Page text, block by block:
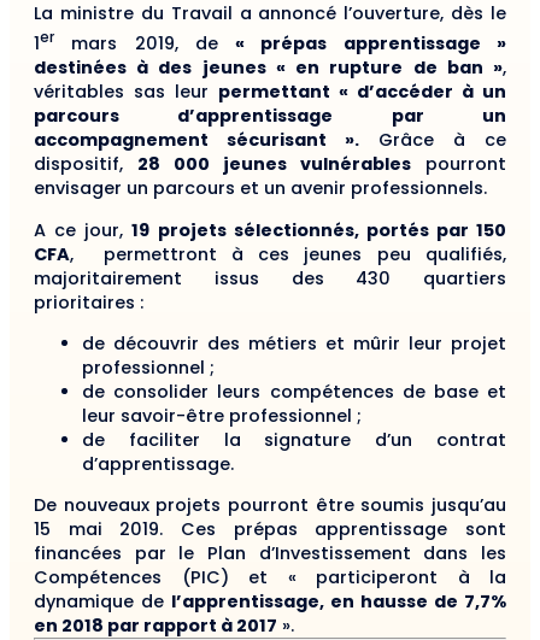
La ministre du Travail a annoncé l’ouverture, dès le
1er mars 2019, de« prépas apprentissage »
destinées à des jeunes « en rupture de ban »,
véritables sas leur permettant « d’accéder à un
parcours d’apprentissage par un
accompagnement sécurisant ». Grâce à ce
dispositif, 28 000 jeunes vulnérables pourront
envisager un parcours et un avenir professionnels.
A ce jour,19 projets sélectionnés, portés par 150
CFA, permettront à ces jeunes peu qualifiés,
majoritairement issus des 430 quartiers
prioritaires :
de découvrir des métiers et mûrir leur projet
professionnel ;
de consolider leurs compétences de base et
leur savoir-être professionnel ;
de faciliter la signature d’un contrat
d’apprentissage.
De nouveaux projets pourront être soumis jusqu’au
15 mai 2019. Ces prépas apprentissage sont
financées par le Plan d’Investissement dans les
Compétences (PIC) et « participeront à la
dynamique de l’apprentissage, en hausse de 7,7%
en 2018 par rapport à 2017 ».